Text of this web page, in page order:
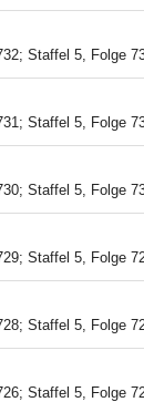
Staffel 5, Folge
Staffel 5, Folge
Staffel 5, Folge
Staffel 5, Folge
Staffel 5, Folge
Staffel 5, Folge